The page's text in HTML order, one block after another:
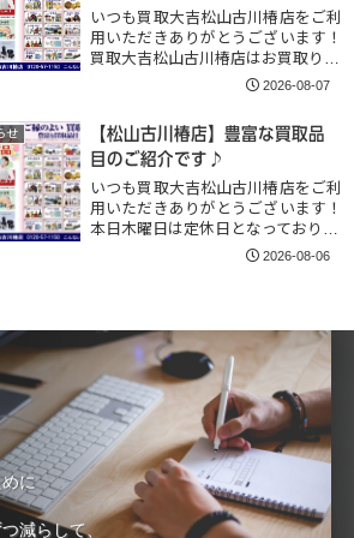
いつも買取大吉松山古川椿店をご利
用いただきありがとうございます！
買取大吉松山古川椿店はお買取り…
2026-08-07
せ
【松山古川椿店】豊富な買取品
目のご紹介です♪
いつも買取大吉松山古川椿店をご利
用いただきありがとうございます！
本日木曜日は定休日となっており…
2026-08-06
に
減らして、